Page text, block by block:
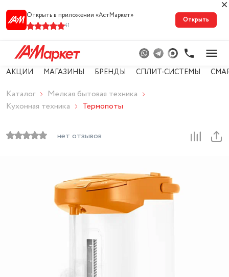
Открыть в приложении «АстМарке‪т‬»
41
Открыть
АКЦИИ МАГАЗИНЫ БРЕНДЫ СПЛИТ-СИСТЕМЫ
Каталог
Мелкая бытовая техника
Кухонная техника
Термопоты
нет отзывов